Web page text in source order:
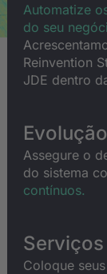
Automatize
do seu
Reinvention
JDE dentro
Assegure o
do sistema
contínuos.
Serviços
Coloque